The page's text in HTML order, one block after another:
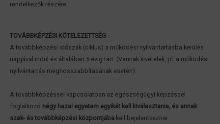
rendelkezők részére
TOVÁBBKÉPZÉSI KÖTELEZETTSÉG
A továbbképzési időszak (ciklus) a működési nyilvántartásba kerülés
napjával indul és általában 5 évig tart. (Vannak kivételek, pl. a működési
nyilvántartás meghosszabbításának esetén).
A továbbképzéssel kapcsolatban az egészségügyi képzéssel
foglalkozó négy hazai egyetem egyikét kell kiválasztania, és annak
szak- és továbbképzési központjába kell bejelentkeznie.